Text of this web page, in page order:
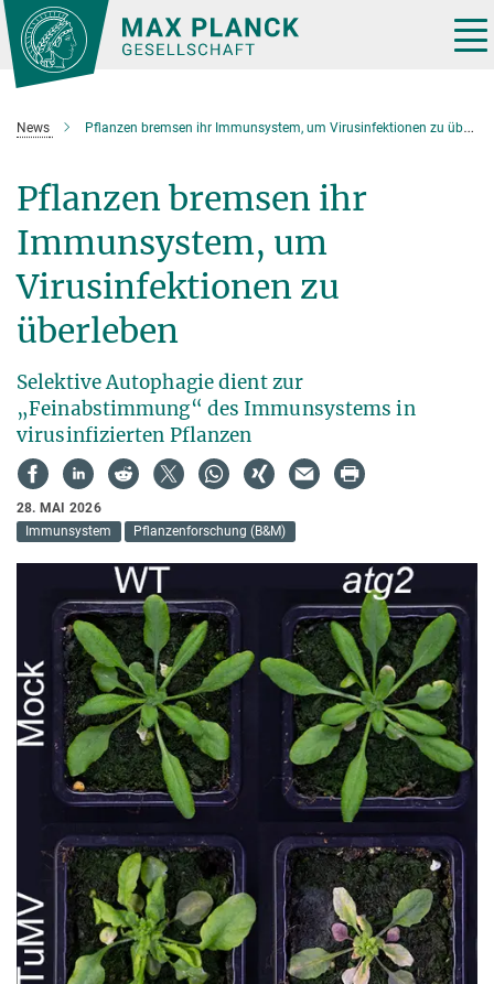
Hauptinhalt
News Pflanzen bremsen ihr Immunsystem, um Virusinfektionen zu überleben
Pflanzen bremsen ihr
Immunsystem, um
Virusinfektionen zu
überleben
Selektive Autophagie dient zur
„Feinabstimmung“ des Immunsystems in
virusinfizierten Pflanzen
28. MAI 2026
Immunsystem
Pflanzenforschung (B&M)